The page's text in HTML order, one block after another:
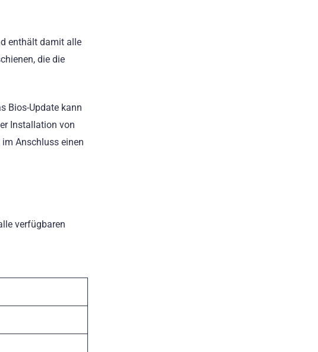
enthält damit alle
die die
Bios-Update kann
Installation von
Anschluss einen
verfügbaren